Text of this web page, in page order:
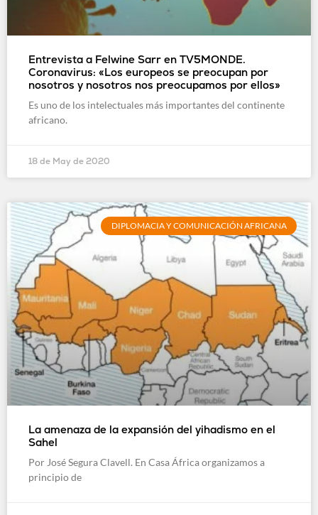
Entrevista a Felwine Sarr en TV5MONDE.
Coronavirus: «Los europeos se preocupan por
nosotros y nosotros nos preocupamos por ellos»
Es uno de los intelectuales más importantes del continente
africano.
18 de May de 2020
DIPLOMACIA Y COMUNICACIÓN AFRICANA
La amenaza de la expansión del yihadismo en el
Sahel
Por José Segura Clavell. En Casa África organizamos a
principio de